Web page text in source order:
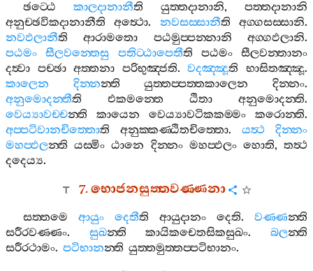
ඡට‍්ඨෙ කාලදානානීති යුත‍්තදානානි, පත‍්තදානානි
අනුච‍්ඡවිකදානානීති
අත්‍ථො. නවසස‍්සානීති අග‍්ගසස‍්සානි.
නවඵලානීති ආරාමතො පඨමුප‍්පන‍්නානි අග‍්ගඵලානි.
පඨමං
සීලවන‍්තෙසු පතිට‍්ඨාපෙතීති පඨමං
සීලවන‍්තානං
දත්‍වා පච‍්ඡා අත‍්තනා පරිභුඤ‍්ජති.වදඤ‍්ඤූති භාසිතඤ‍්ඤූ.
කාලෙන
දින‍්නන‍්ති යුත‍්තප‍්පත‍්තකාලෙන දින‍්නං.
අනුමොදන‍්තීති එකමන‍්තෙ ඨිතා අනුමොදන‍්ති.
වෙය්‍යාවච‍්චන‍්ති කායෙන වෙය්‍යාවටිකකම‍්මං කරොන‍්ති.
අප‍්පටිවානචිත‍්තොති අනුක‍්කණ‍්ඨිතචිත‍්තො. යත්‍ථ
දින‍්නං
මහප‍්ඵලන‍්ති යස‍්මිං ඨානෙ දින‍්නං මහප‍්ඵලං හොති,තත්‍ථ
දදෙය්‍ය.
7.භොජනසුත‍්තවණ‍්ණනා
සත‍්තමෙ ආයුං දෙතීති ආයුදානං දෙති.වණ‍්ණන‍්ති
සරීරවණ‍්ණං. සුඛන‍්ති කායිකචෙතසිකසුඛං.බලන‍්ති
සරීරථාමං. පටිභානන‍්ති යුත‍්තමුත‍්තප‍්පටිභානං.